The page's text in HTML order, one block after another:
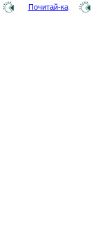
Почитай-ка